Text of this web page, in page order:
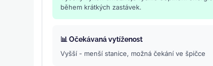
během krátkých zastávek.
📊 Očekávaná vytíženost
Vyšší - menší stanice, možná čekání ve špičce